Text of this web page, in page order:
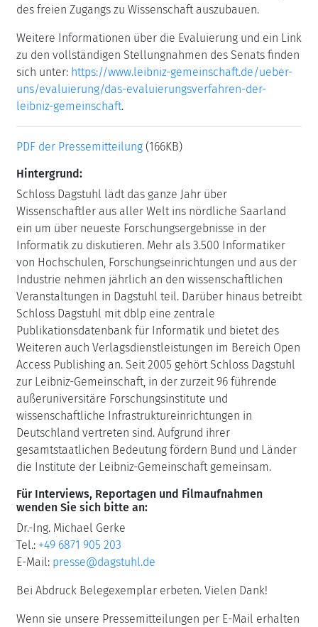
des freien Zugangs zu Wissenschaft auszubauen.
Weitere Informationen über die Evaluierung und ein Link
zu den vollständigen Stellungnahmen des Senats finden
sich unter: https://www.leibniz-gemeinschaft.de/ueber-
uns/evaluierung/das-evaluierungsverfahren-der-
leibniz-gemeinschaft.
PDF der Pressemitteilung (166KB)
Hintergrund:
Schloss Dagstuhl lädt das ganze Jahr über
Wissenschaftler aus aller Welt ins nördliche Saarland
ein um über neueste Forschungsergebnisse in der
Informatik zu diskutieren. Mehr als 3.500 Informatiker
von Hochschulen, Forschungseinrichtungen und aus der
Industrie nehmen jährlich an den wissenschaftlichen
Veranstaltungen in Dagstuhl teil. Darüber hinaus betreibt
Schloss Dagstuhl mit dblp eine zentrale
Publikationsdatenbank für Informatik und bietet des
Weiteren auch Verlagsdienstleistungen im Bereich Open
Access Publishing an. Seit 2005 gehört Schloss Dagstuhl
zur Leibniz-Gemeinschaft, in der zurzeit 96 führende
außeruniversitäre Forschungsinstitute und
wissenschaftliche Infrastruktureinrichtungen in
Deutschland vertreten sind. Aufgrund ihrer
gesamtstaatlichen Bedeutung fördern Bund und Länder
die Institute der Leibniz-Gemeinschaft gemeinsam.
Für Interviews, Reportagen und Filmaufnahmen
wenden Sie sich bitte an:
Dr.-Ing. Michael Gerke
Tel.: +49 6871 905 203
E-Mail: presse@dagstuhl.de
Bei Abdruck Belegexemplar erbeten. Vielen Dank!
Wenn sie unsere Pressemitteilungen per E-Mail erhalten